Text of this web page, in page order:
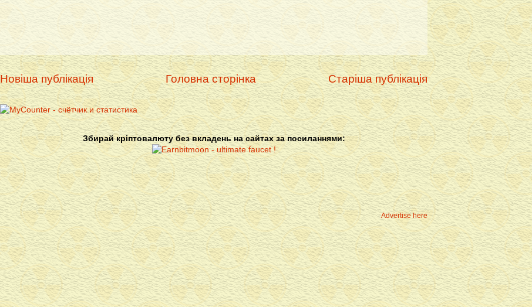
Новіша публікація Старіша публікація
Головна сторінка
Збирай кріптовалюту без вкладень на сайтах за посиланнями:
Advertise here